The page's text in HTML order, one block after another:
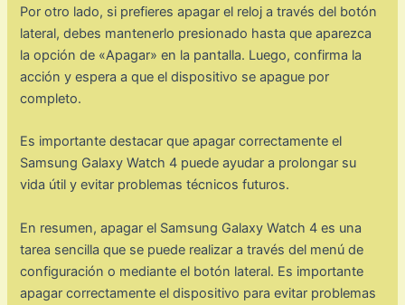
Por otro lado, si prefieres apagar el reloj a través del botón
lateral, debes mantenerlo presionado hasta que aparezca
la opción de «Apagar» en la pantalla. Luego, confirma la
acción y espera a que el dispositivo se apague por
completo.
Es importante destacar que apagar correctamente el
Samsung Galaxy Watch 4 puede ayudar a prolongar su
vida útil y evitar problemas técnicos futuros.
En resumen, apagar el Samsung Galaxy Watch 4 es una
tarea sencilla que se puede realizar a través del menú de
configuración o mediante el botón lateral. Es importante
apagar correctamente el dispositivo para evitar problemas